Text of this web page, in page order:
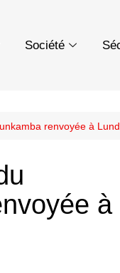
Société
renvoyée à
à